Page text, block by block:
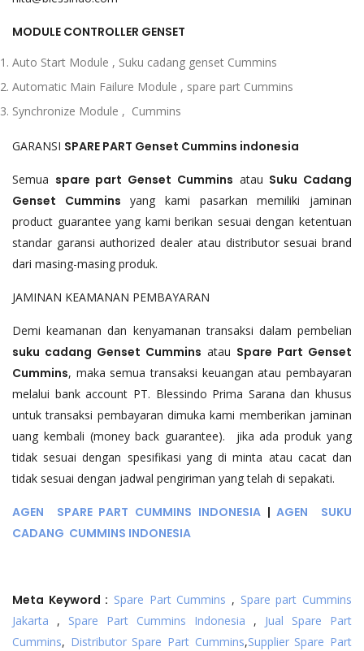
MODULE CONTROLLER GENSET
Auto Start Module , Suku cadang genset Cummins
Automatic Main Failure Module , spare part Cummins
Synchronize Module , Cummins
GARANSI SPARE PART Genset Cummins indonesia
Semua spare part Genset Cummins atau Suku Cadang
Genset Cummins yang kami pasarkan memiliki jaminan
product guarantee yang kami berikan sesuai dengan ketentuan
standar garansi authorized dealer atau distributor sesuai brand
dari masing-masing produk.
JAMINAN KEAMANAN PEMBAYARAN
Demi keamanan dan kenyamanan transaksi dalam pembelian
suku cadang Genset Cummins atau Spare Part Genset
Cummins, maka semua transaksi keuangan atau pembayaran
melalui bank account PT. Blessindo Prima Sarana dan khusus
untuk transaksi pembayaran dimuka kami memberikan jaminan
uang kembali (money back guarantee). jika ada produk yang
tidak sesuai dengan spesifikasi yang di minta atau cacat dan
tidak sesuai dengan jadwal pengiriman yang telah di sepakati.
AGEN SPARE PART CUMMINS INDONESIA|AGEN SUKU
CADANG CUMMINS INDONESIA
Meta Keyword : Spare Part Cummins , Spare part Cummins
Jakarta , Spare Part Cummins Indonesia , Jual Spare Part
Cummins, Distributor Spare Part Cummins,Supplier Spare Part